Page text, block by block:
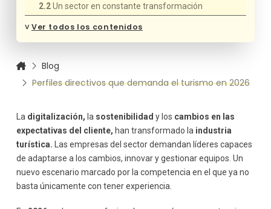
Un sector en constante transformación
Principales perfiles directivos que demanda el turismo
en 2026
Experience Manager)
Director/a de sostenibilidad turística
Director/a de operaciones
Competencias clave en los perfiles directivos del
turismo
Liderazgo y gestión de equipos
Capacidad analítica
˅Ver todos los contenidos
Blog
Perfiles directivos que demanda el turismo en 2026
Ladigitalización, la sostenibilidad y los cambios en las
expectativas del cliente, han transformado la industria
turística. Las empresas del sector demandan líderes capaces
de adaptarse a los cambios, innovar y gestionar equipos. Un
nuevo escenario marcado por la competencia en el que ya no
basta únicamente con tener experiencia.